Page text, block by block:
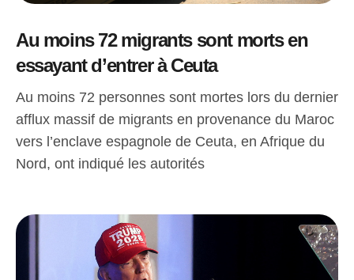
Au moins 72 migrants sont morts en
essayant d’entrer à Ceuta
Au moins 72 personnes sont mortes lors du dernier
afflux massif de migrants en provenance du Maroc
vers l’enclave espagnole de Ceuta, en Afrique du
Nord, ont indiqué les autorités